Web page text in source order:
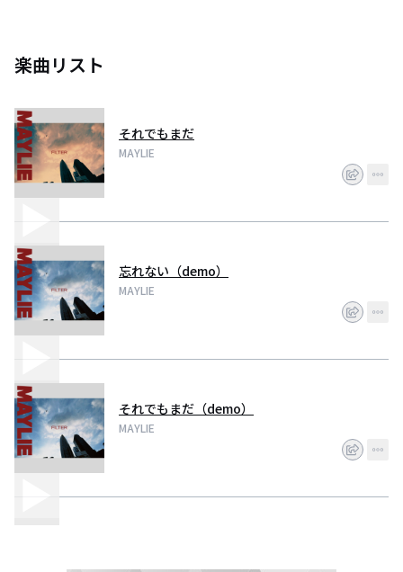
楽曲リスト
それでもまだ
MAYLIE
忘れない（demo）
MAYLIE
それでもまだ（demo）
MAYLIE